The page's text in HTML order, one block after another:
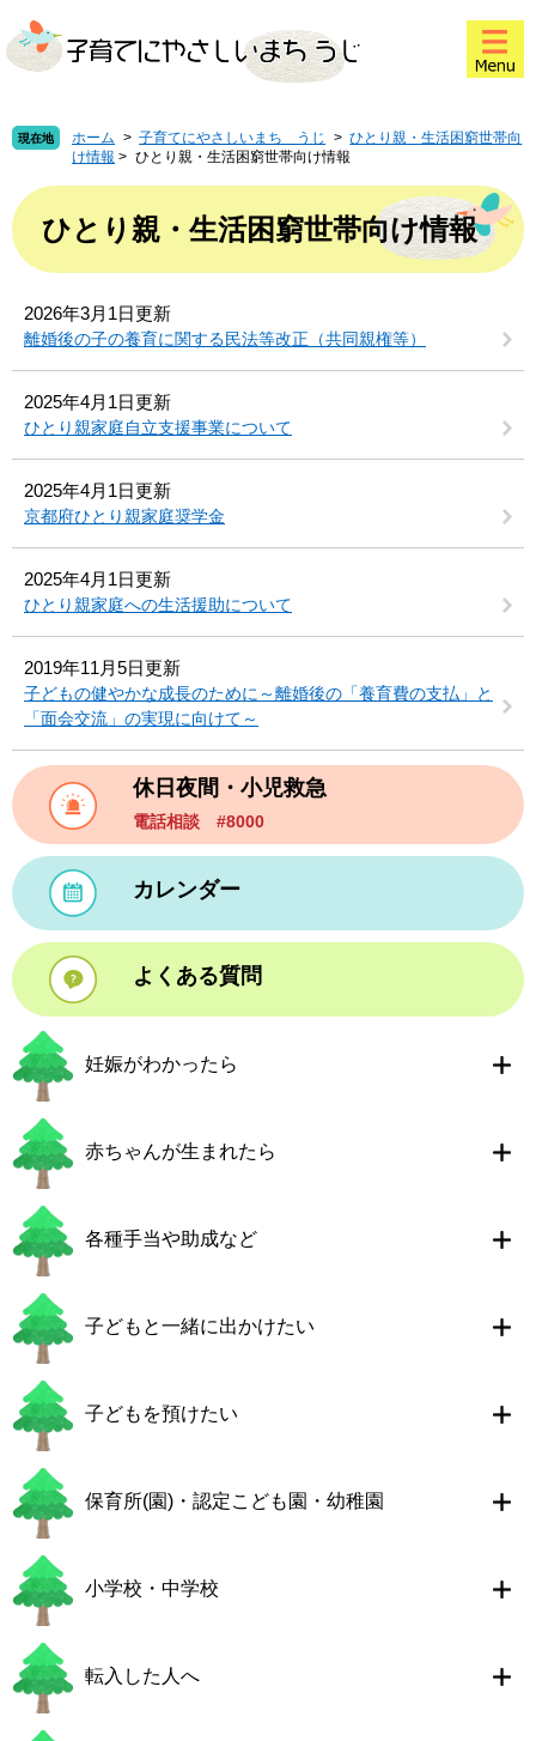
ー
ジ
。
ニ
ュ
て
本
現在地 ホーム > 子育てにやさしいまち うじ > ひとり親・生活困窮世帯向
け情報 > ひとり親・生活困窮世帯向け情報
本
文
ひとり親・生活困窮世帯向け情報
2026年3月1日更新
離婚後の子の養育に関する民法等改正（共同親権等）
2025年4月1日更新
ひとり親家庭自立支援事業について
2025年4月1日更新
京都府ひとり親家庭奨学金
2025年4月1日更新
ひとり親家庭への生活援助について
2019年11月5日更新
子どもの健やかな成長のために～離婚後の「養育費の支払」と
「面会交流」の実現に向けて～
休日夜間・小児救急
電話相談 #8000
カレンダー
よくある質問
妊娠がわかったら
赤ちゃんが生まれたら
各種手当や助成など
子どもと一緒に出かけたい
子どもを預けたい
保育所(園)・認定こども園・幼稚園
小学校・中学校
転入した人へ